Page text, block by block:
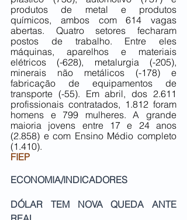
produtos de metal e produtos
químicos, ambos com 614 vagas
abertas. Quatro setores fecharam
postos de trabalho. Entre eles
máquinas, aparelhos e materiais
elétricos (-628), metalurgia (-205),
minerais não metálicos (-178) e
fabricação de equipamentos de
transporte (-55). Em abril, dos 2.611
profissionais contratados, 1.812 foram
homens e 799 mulheres. A grande
maioria jovens entre 17 e 24 anos
(2.858) e com Ensino Médio completo
(1.410).
FIEP
ECONOMIA/INDICADORES
DÓLAR TEM NOVA QUEDA ANTE